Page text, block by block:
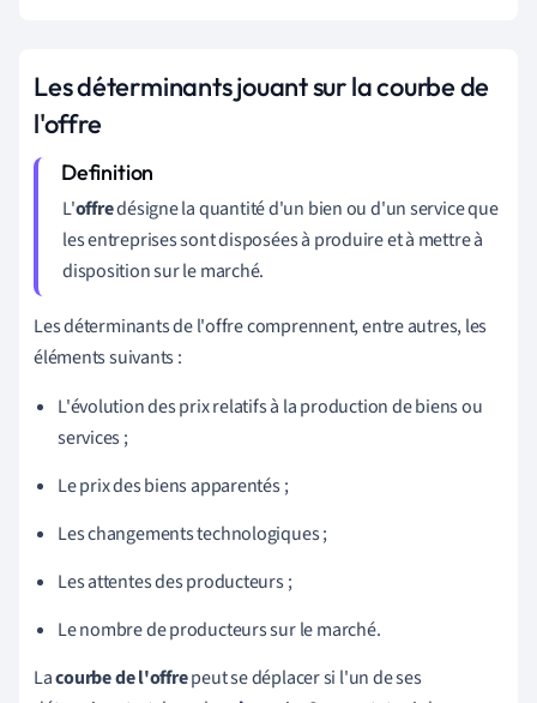
Les déterminants jouant sur la courbe de
l'offre
L'offredésigne la quantité d'un bien ou d'un service que
les entreprises sont disposées à produire et à mettre à
disposition sur le marché.
Les déterminants de l'offre comprennent, entre autres, les
éléments suivants :
L'évolution des prix relatifs à la production de biens ou
services ;
Le prix des biens apparentés ;
Les changements technologiques ;
Les attentes des producteurs ;
Le nombre de producteurs sur le marché.
Lacourbe de l'offrepeut se déplacer si l'un de ses